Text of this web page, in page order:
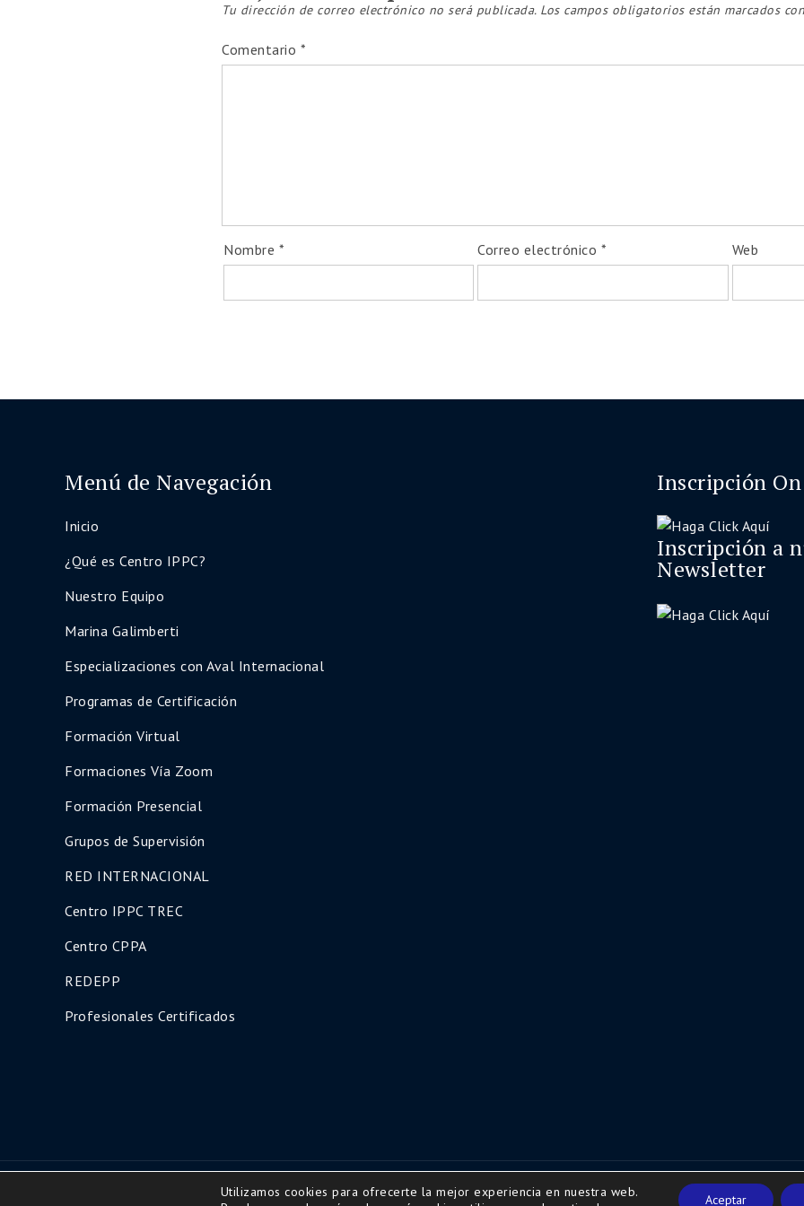
Tu dirección de correo electrónico no será publicada. Los campos obligatorios están marcados
Comentario *
Nombre * Correo electrónico * Web
Menú de Navegación
Inicio
¿Qué es Centro IPPC?
Nuestro Equipo
Marina Galimberti
Especializaciones con Aval Internacional
Programas de Certificación
Formación Virtual
Formaciones Vía Zoom
Formación Presencial
Grupos de Supervisión
RED INTERNACIONAL
Centro IPPC TREC
Centro CPPA
REDEPP
Profesionales Certificados
Inscripción
Inscripción a
Newsletter
Copyright © 2016 | All Rights Reserved-Diseño www.secretariaweb.com
Utilizamos cookies para ofrecerte la mejor experiencia en nuestra web.
Aceptar